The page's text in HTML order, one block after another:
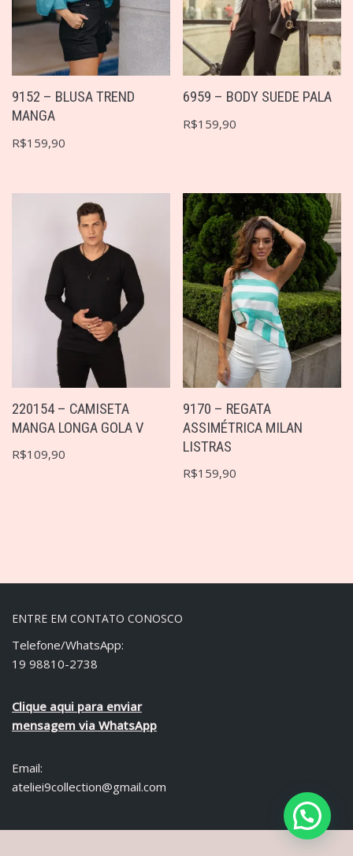
9152 – BLUSA TREND
MANGA
R$159,90
6959 – BODY SUEDE PALA
R$159,90
220154 – CAMISETA
MANGA LONGA GOLA V
R$109,90
9170 – REGATA
ASSIMÉTRICA MILAN
LISTRAS
R$159,90
ENTRE EM CONTATO CONOSCO
Telefone/WhatsApp:
19 98810-2738
Clique aqui para enviar
mensagem via WhatsApp
Email:
ateliei9collection@gmail.com